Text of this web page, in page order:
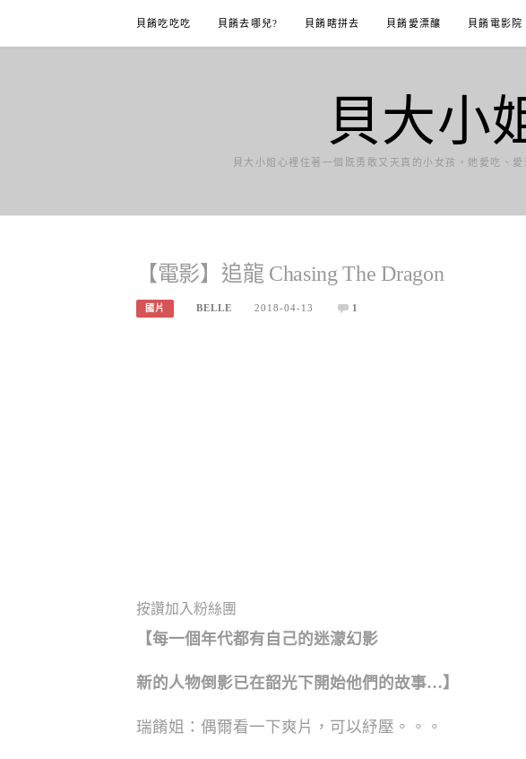
content
貝餚吃吃吃 貝餚去哪兒? 貝餚瞎拼去 貝餚愛漂釀 貝餚電影院
貝大小
貝大小姐心裡住著一個既勇敢又天真的小女孩，她愛吃、
【電影】追龍 Chasing The Dragon
國片 BELLE 2018-04-13 1
按讚加入粉絲團
【每一個年代都有自己的迷濛幻影
新的人物倒影已在韶光下開始他們的故事…】
瑞餚姐：偶爾看一下爽片，可以紓壓。。。